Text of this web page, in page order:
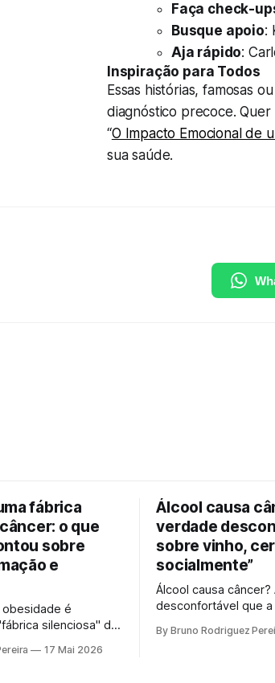
Faça check-
Busque apoio:
Aja rápido:
Inspiração para Todos
Essas histórias, famosas
diagnóstico precoce.
“O Impacto Emocional de
sua saúde.
fábrica
o que
sobre
e
obesidade é
silenciosa" de
visceral,
17 Mai 2026
Álcool causa
verdade
sobre vinho,
socialmente”
Álcool causa câncer?
desconfortável que a
socialmente".
By Bruno Rodriguez